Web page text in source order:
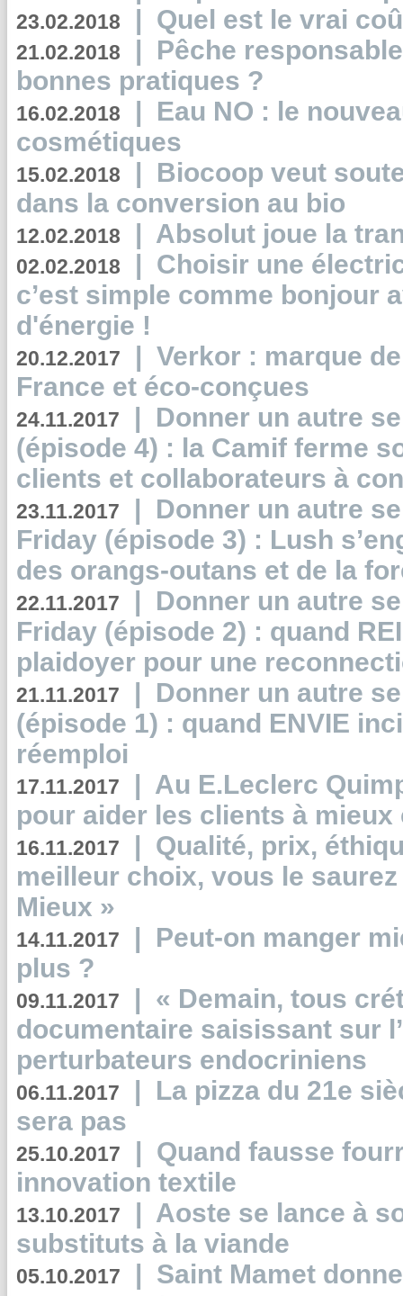
23.02.2018 | Quel est le vrai
21.02.2018 | Pêche
bonnes pratiques ?
16.02.2018 | Eau NO : le
cosmétiques
15.02.2018 | Biocoop veut
dans la conversion au bio
12.02.2018 | Absolut joue la
02.02.2018 | Choisir une
c’est simple comme bonjour
d'énergie !
20.12.2017 | Verkor : marque
France et éco-conçues
24.11.2017 | Donner un autre
(épisode 4) : la Camif ferme
clients et collaborateurs à
23.11.2017 | Donner un autre
Friday (épisode 3) : Lush
des orangs-outans et de la
22.11.2017 | Donner un autre
Friday (épisode 2) : quand
plaidoyer pour une
21.11.2017 | Donner un autre
(épisode 1) : quand ENVIE
réemploi
17.11.2017 | Au E.Leclerc
pour aider les clients à
16.11.2017 | Qualité, prix,
meilleur choix, vous le
Mieux »
14.11.2017 | Peut-on manger
plus ?
09.11.2017 | « Demain, tous
documentaire saisissant sur
perturbateurs endocriniens
06.11.2017 | La pizza du 21e
sera pas
25.10.2017 | Quand fausse
innovation textile
13.10.2017 | Aoste se lance à
substituts à la viande
05.10.2017 | Saint Mamet